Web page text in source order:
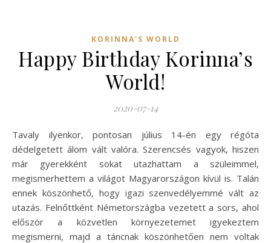
KORINNA'S WORLD
Happy Birthday Korinna’s
World!
2020-07-14
Tavaly ilyenkor, pontosan július 14-én egy régóta
dédelgetett álom vált valóra. Szerencsés vagyok, hiszen
már gyerekként sokat utazhattam a szüleimmel,
megismerhettem a világot Magyarországon kívül is. Talán
ennek köszönhető, hogy igazi szenvedélyemmé vált az
utazás. Felnőttként Németországba vezetett a sors, ahol
először a közvetlen környezetemet igyekeztem
megismerni, majd a táncnak köszönhetően nem voltak